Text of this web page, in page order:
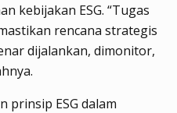
kebijakan ESG. “Tugas
rencana strategis
dijalankan, dimonitor,
prinsip ESG dalam